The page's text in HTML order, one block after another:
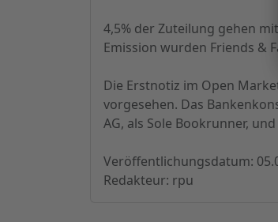
4,5% der Zuteilung gehen
Emission wurden Friends &
Die Erstnotiz im Open
vorgesehen. Das
AG, als Sole Bookrunner,
Veröffentlichungsdatum:
Redakteur: rpu